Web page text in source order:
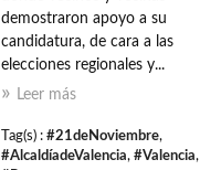
demostraron apoyo a su
candidatura, de cara a las
elecciones regionales y...
Leer más
Tag(s) : #21deNoviembre,
#AlcaldíadeValencia, #Valencia,